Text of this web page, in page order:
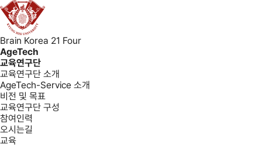
Brain Korea 21 Four
AgeTech
교육연구단
교육연구단 소개
AgeTech-Service 소개
비전 및 목표
교육연구단 구성
참여인력
오시는길
교육